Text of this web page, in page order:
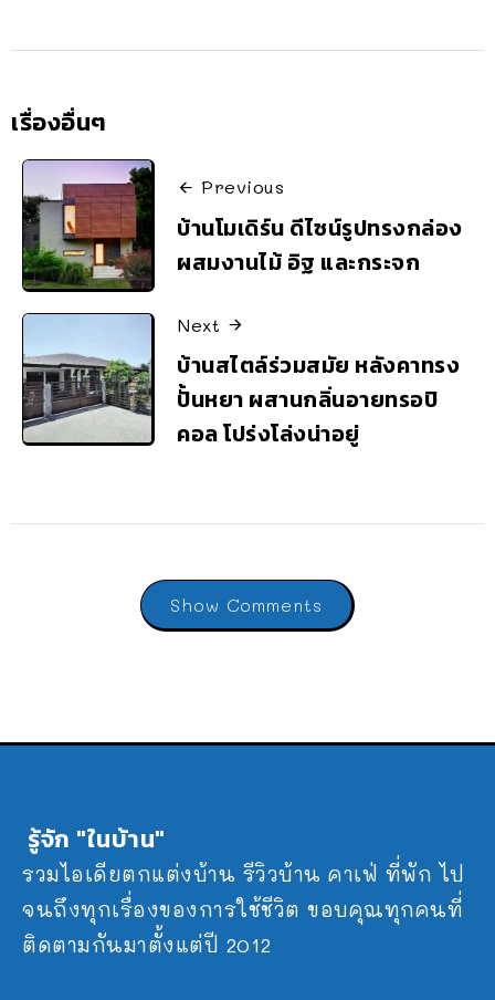
เรื่องอื่นๆ
Previous
บ้านโมเดิร์น ดีไซน์รูปทรงกล่อง
ผสมงานไม้ อิฐ และกระจก
Next
บ้านสไตล์ร่วมสมัย หลังคาทรง
ปั้นหยา ผสานกลิ่นอายทรอปิ
คอล โปร่งโล่งน่าอยู่
Show Comments
รู้จัก "ในบ้าน"
รวมไอเดียตกแต่งบ้าน รีวิวบ้าน คาเฟ่ ที่พัก ไป
จนถึงทุกเรื่องของการใช้ชีวิต ขอบคุณทุกคนที่
ติดตามกันมาตั้งแต่ปี 2012